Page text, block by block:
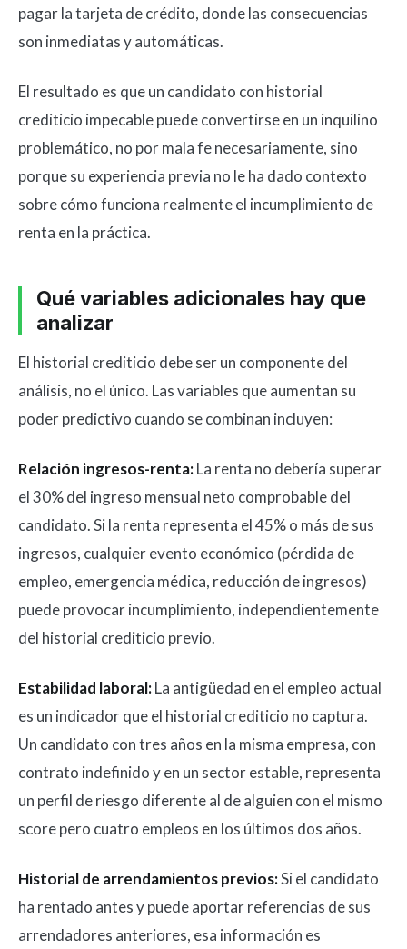
pagar la tarjeta de crédito, donde las consecuencias
son inmediatas y automáticas.
El resultado es que un candidato con historial
crediticio impecable puede convertirse en un inquilino
problemático, no por mala fe necesariamente, sino
porque su experiencia previa no le ha dado contexto
sobre cómo funciona realmente el incumplimiento de
renta en la práctica.
Qué variables adicionales hay que
analizar
El historial crediticio debe ser un componente del
análisis, no el único. Las variables que aumentan su
poder predictivo cuando se combinan incluyen:
Relación ingresos-renta:La renta no debería superar
el 30% del ingreso mensual neto comprobable del
candidato. Si la renta representa el 45% o más de sus
ingresos, cualquier evento económico (pérdida de
empleo, emergencia médica, reducción de ingresos)
puede provocar incumplimiento, independientemente
del historial crediticio previo.
Estabilidad laboral:La antigüedad en el empleo actual
es un indicador que el historial crediticio no captura.
Un candidato con tres años en la misma empresa, con
contrato indefinido y en un sector estable, representa
un perfil de riesgo diferente al de alguien con el mismo
score pero cuatro empleos en los últimos dos años.
Historial de arrendamientos previos:Si el candidato
ha rentado antes y puede aportar referencias de sus
arrendadores anteriores, esa información es